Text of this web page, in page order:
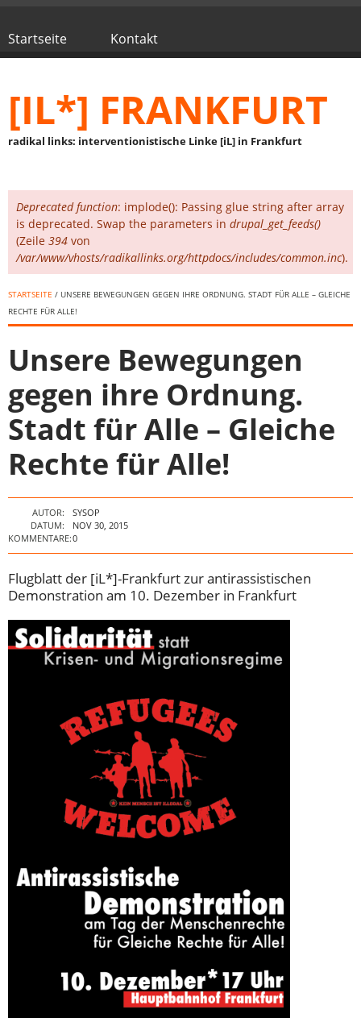
Hauptmenü
Startseite Kontakt
[IL*] FRANKFURT
radikal links: interventionistische Linke [iL] in Frankfurt
Fehlermeldung
Deprecated function: implode(): Passing glue string after array
is deprecated. Swap the parameters in drupal_get_feeds()
(Zeile 394 von
/var/www/vhosts/radikallinks.org/httpdocs/includes/common.inc).
STARTSEITE / UNSERE BEWEGUNGEN GEGEN IHRE ORDNUNG. STADT FÜR ALLE – GLEICHE
RECHTE FÜR ALLE!
Unsere Bewegungen
gegen ihre Ordnung.
Stadt für Alle – Gleiche
Rechte für Alle!
AUTOR:
SYSOP
DATUM:
NOV 30, 2015
KOMMENTARE:0
Flugblatt der [iL*]-Frankfurt zur antirassistischen
Demonstration am 10. Dezember in Frankfurt